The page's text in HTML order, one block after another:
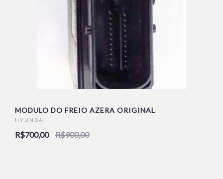
MODULO DO FREIO AZERA ORIGINAL
HYUNDAI
R$700,00 R$900,00